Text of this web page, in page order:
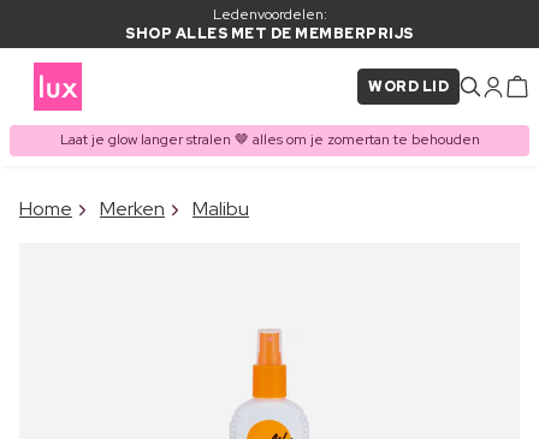
Ledenvoordelen:
SHOP ALLES MET DE MEMBERPRIJS
WORD LID
Laat je glow langer stralen 🤎 alles om je zomertan te behouden
ITEM TOEGEVOEGD AAN
Home Merken Malibu